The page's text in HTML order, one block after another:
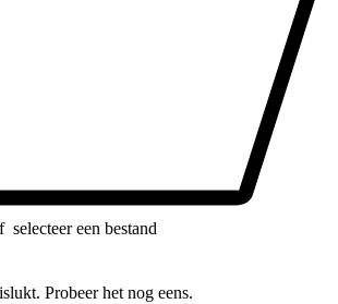
selecteer een bestand
Probeer het nog eens.